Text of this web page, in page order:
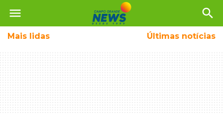
menu search
Mais lidas Últimas notícias